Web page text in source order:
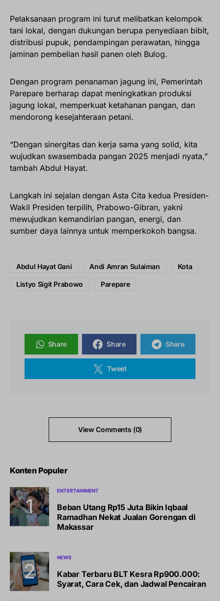
Pelaksanaan program ini turut melibatkan kelompok
tani lokal, dengan dukungan berupa penyediaan bibit,
distribusi pupuk, pendampingan perawatan, hingga
jaminan pembelian hasil panen oleh Bulog.
Dengan program penanaman jagung ini, Pemerintah
Parepare berharap dapat meningkatkan produksi
jagung lokal, memperkuat ketahanan pangan, dan
mendorong kesejahteraan petani.
“Dengan sinergitas dan kerja sama yang solid, kita
wujudkan swasembada pangan 2025 menjadi nyata,”
tambah Abdul Hayat.
Langkah ini sejalan dengan Asta Cita kedua Presiden-
Wakil Presiden terpilih, Prabowo-Gibran, yakni
mewujudkan kemandirian pangan, energi, dan
sumber daya lainnya untuk memperkokoh bangsa.
Abdul Hayat Gani Andi Amran Sulaiman Kota
Listyo Sigit Prabowo Parepare
Share Share Share
Tweet
View Comments (0)
Konten Populer
ENTERTAINMENT
Beban Utang Rp15 Juta Bikin Iqbaal
Ramadhan Nekat Jualan Gorengan di
Makassar
NEWS
Kabar Terbaru BLT Kesra Rp900.000:
Syarat, Cara Cek, dan Jadwal Pencairan